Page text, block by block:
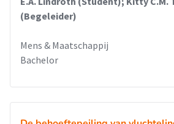
andere vluchtelingen is
gelijkwaardig en men ervaart steun aan
(Begeleider)
Mens & Maatschappij
Bachelor